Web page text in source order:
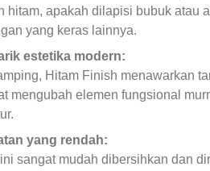
hitam, apakah dilapisi bubuk atau
yang keras lainnya.
estetika modern:
Hitam Finish menawarkan
mengubah elemen fungsional
yang rendah:
sangat mudah dibersihkan dan